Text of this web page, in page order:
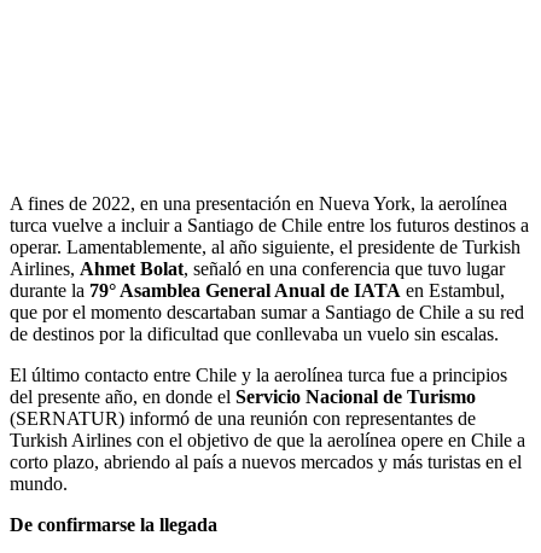
A fines de 2022, en una presentación en Nueva York, la aerolínea
turca vuelve a incluir a Santiago de Chile entre los futuros destinos a
operar. Lamentablemente, al año siguiente, el presidente de Turkish
Airlines, Ahmet Bolat, señaló en una conferencia que tuvo lugar
durante la 79° Asamblea General Anual de IATA en Estambul,
que por el momento descartaban sumar a Santiago de Chile a su red
de destinos por la dificultad que conllevaba un vuelo sin escalas.
El último contacto entre Chile y la aerolínea turca fue a principios
del presente año, en donde el Servicio Nacional de Turismo
(SERNATUR) informó de una reunión con representantes de
Turkish Airlines con el objetivo de que la aerolínea opere en Chile a
corto plazo, abriendo al país a nuevos mercados y más turistas en el
mundo.
De confirmarse la llegada